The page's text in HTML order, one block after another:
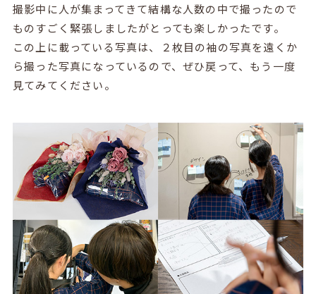
撮影中に人が集まってきて結構な人数の中で撮ったので
ものすごく緊張しましたがとっても楽しかったです。
この上に載っている写真は、２枚目の袖の写真を遠くか
ら撮った写真になっているので、ぜひ戻って、もう一度
見てみてください。